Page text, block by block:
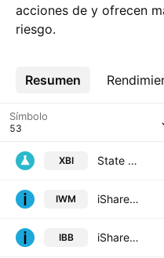
acciones de y ofrecen
riesgo.
Resumen
Más
Símbolo
XBI State Street SPDR S&P Biotech ETF
IWM iShares Russell 2000 ETF
IBB iShares Biotechnology ETF